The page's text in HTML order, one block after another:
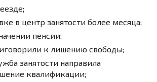
в центр занятости более месяца;
пенсии;
к лишению свободы;
занятости направила
квалификации;